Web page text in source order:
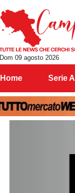
Dom 09 agosto 2026
Home Serie A